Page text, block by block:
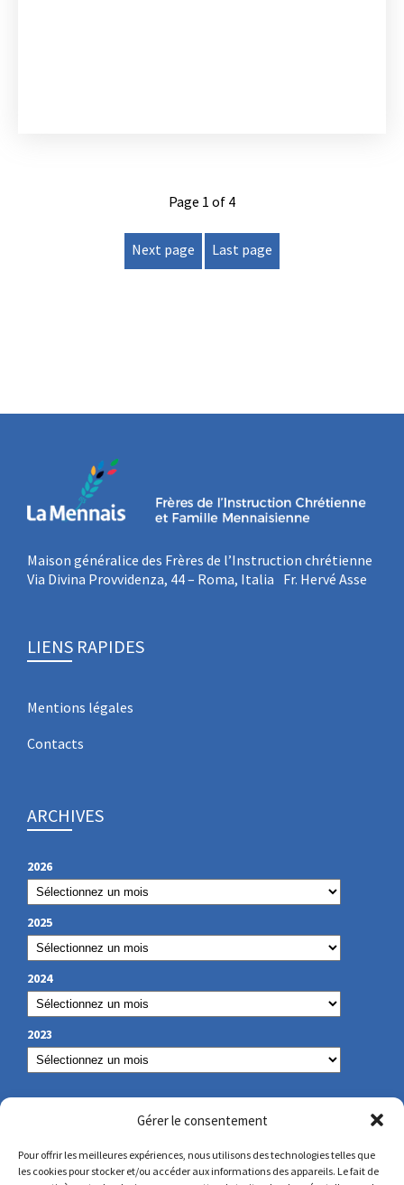
Gérer le consentement
Pour offrir les meilleures expériences, nous utilisons des technologies telles que
les cookies pour stocker et/ou accéder aux informations des appareils. Le fait de
Page 1 of 4
Next page Last page
Maison généralice des Frères de l’Instruction chrétienne
Via Divina Provvidenza, 44 – Roma, Italia Fr. Hervé Asse
LIENS RAPIDES
Mentions légales
Contacts
ARCHIVES
2026
2025
2024
2023
NOS COORDONNÉES
secretariat@lamennais.org